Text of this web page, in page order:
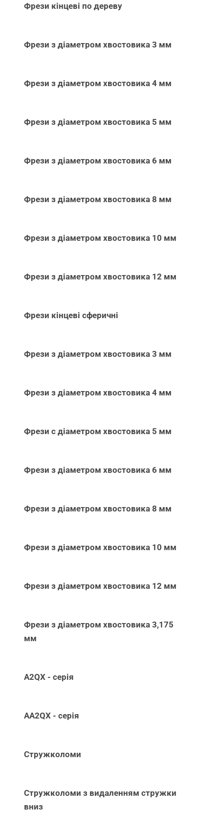
Фрези кінцеві по дереву
Фрези з діаметром хвостовика 3 мм
Фрези з діаметром хвостовика 4 мм
Фрези з діаметром хвостовика 5 мм
Фрези з діаметром хвостовика 6 мм
Фрези з діаметром хвостовика 8 мм
Фрези з діаметром хвостовика 10 мм
Фрези з діаметром хвостовика 12 мм
Фрези кінцеві сферичні
Фрези з діаметром хвостовика 3 мм
Фрези з діаметром хвостовика 4 мм
Фрези с діаметром хвостовика 5 мм
Фрези з діаметром хвостовика 6 мм
Фрези з діаметром хвостовика 8 мм
Фрези з діаметром хвостовика 10 мм
Фрези з діаметром хвостовика 12 мм
Фрези з діаметром хвостовика 3,175
мм
A2QX - серія
AA2QX - серія
Стружколоми
Стружколоми з видаленням стружки
вниз